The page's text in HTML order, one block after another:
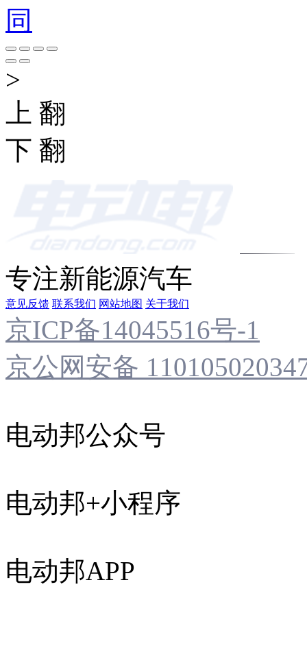
同
>
上 翻
下 翻
专注新能源汽车
意见反馈 联系我们 网站地图 关于我们
京ICP备14045516号-1
京公网安备
电动邦公众号
电动邦+小程序
电动邦APP